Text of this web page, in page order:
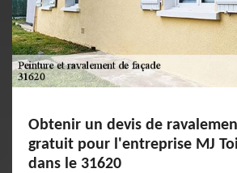
Obtenir un devis de
gratuit pour l'entreprise MJ
dans le 31620